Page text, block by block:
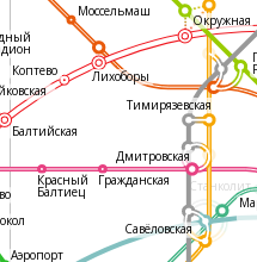
Станколит
Моссельмаш
Аэропорт
Красный
Балтиец
Гражданская
Дмитровская
Коптево Лихоборы
Балтийская
Окружная
Тимирязевская
Савёловская